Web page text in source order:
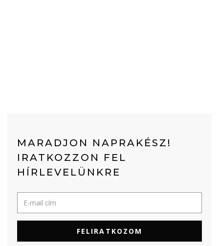
MARADJON NAPRAKÉSZ!
IRATKOZZON FEL
HÍRLEVELÜNKRE
FELIRATKOZOM